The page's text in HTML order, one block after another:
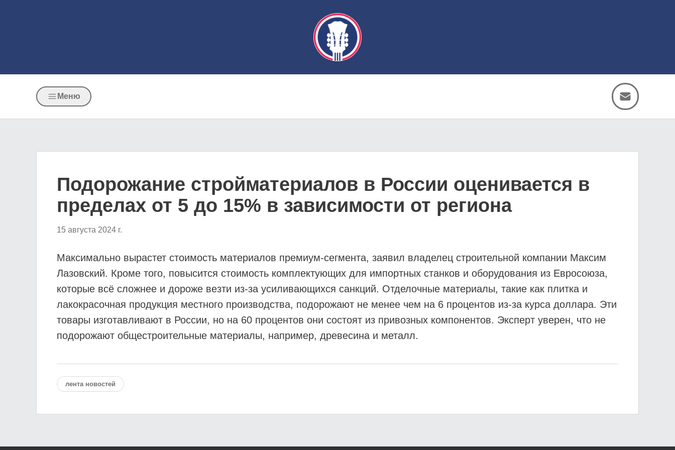
Меню
Подорожание стройматериалов в России оценивается в
пределах от 5 до 15% в зависимости от региона
15 августа 2024 г.
Максимально вырастет стоимость материалов премиум-сегмента, заявил владелец строительной компании Максим
Лазовский. Кроме того, повысится стоимость комплектующих для импортных станков и оборудования из Евросоюза,
которые всё сложнее и дороже везти из-за усиливающихся санкций. Отделочные материалы, такие как плитка и
лакокрасочная продукция местного производства, подорожают не менее чем на 6 процентов из-за курса доллара. Эти
товары изготавливают в России, но на 60 процентов они состоят из привозных компонентов. Эксперт уверен, что не
подорожают общестроительные материалы, например, древесина и металл.
лента новостей